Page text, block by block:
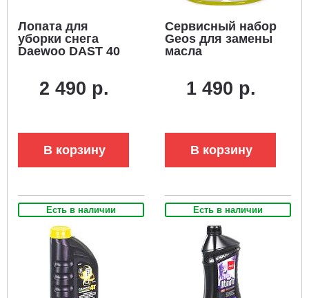
Лопата для
уборки снега
Daewoo DAST 40
2 490 р.
В корзину
Сервисный набор
Geos для замены
масла
1 490 р.
В корзину
Есть в наличии Есть в наличии